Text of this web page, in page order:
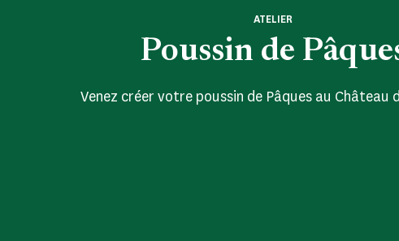
Poussin de
ATELIER
Venez créer votre poussin de Pâques au Château